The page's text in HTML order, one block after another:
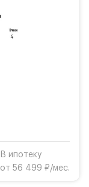
В ипотеку
от 56 499 ₽/мес.